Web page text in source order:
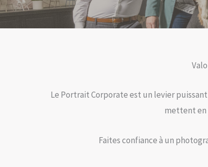
Le Portrait Corporate est un levier
mettent en
Faites confiance à un